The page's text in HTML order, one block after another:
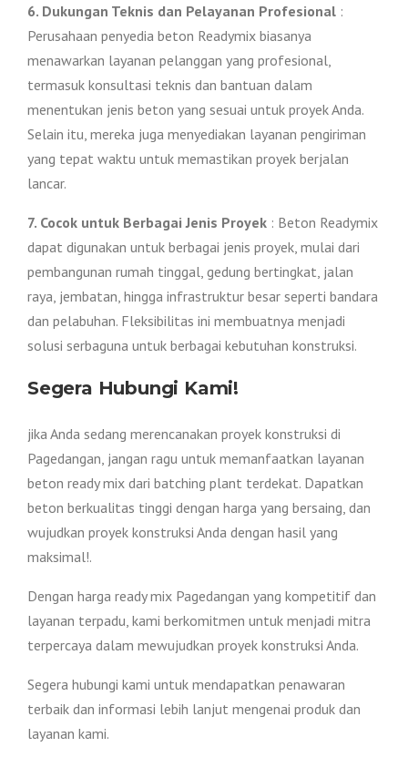
6. Dukungan Teknis dan Pelayanan Profesional :
Perusahaan penyedia beton Readymix biasanya
menawarkan layanan pelanggan yang profesional,
termasuk konsultasi teknis dan bantuan dalam
menentukan jenis beton yang sesuai untuk proyek Anda.
Selain itu, mereka juga menyediakan layanan pengiriman
yang tepat waktu untuk memastikan proyek berjalan
lancar.
7. Cocok untuk Berbagai Jenis Proyek : Beton Readymix
dapat digunakan untuk berbagai jenis proyek, mulai dari
pembangunan rumah tinggal, gedung bertingkat, jalan
raya, jembatan, hingga infrastruktur besar seperti bandara
dan pelabuhan. Fleksibilitas ini membuatnya menjadi
solusi serbaguna untuk berbagai kebutuhan konstruksi.
Segera Hubungi Kami!
jika Anda sedang merencanakan proyek konstruksi di
Pagedangan, jangan ragu untuk memanfaatkan layanan
beton ready mix dari batching plant terdekat. Dapatkan
beton berkualitas tinggi dengan harga yang bersaing, dan
wujudkan proyek konstruksi Anda dengan hasil yang
maksimal!.
Dengan harga ready mix Pagedangan yang kompetitif dan
layanan terpadu, kami berkomitmen untuk menjadi mitra
terpercaya dalam mewujudkan proyek konstruksi Anda.
Segera hubungi kami untuk mendapatkan penawaran
terbaik dan informasi lebih lanjut mengenai produk dan
layanan kami.